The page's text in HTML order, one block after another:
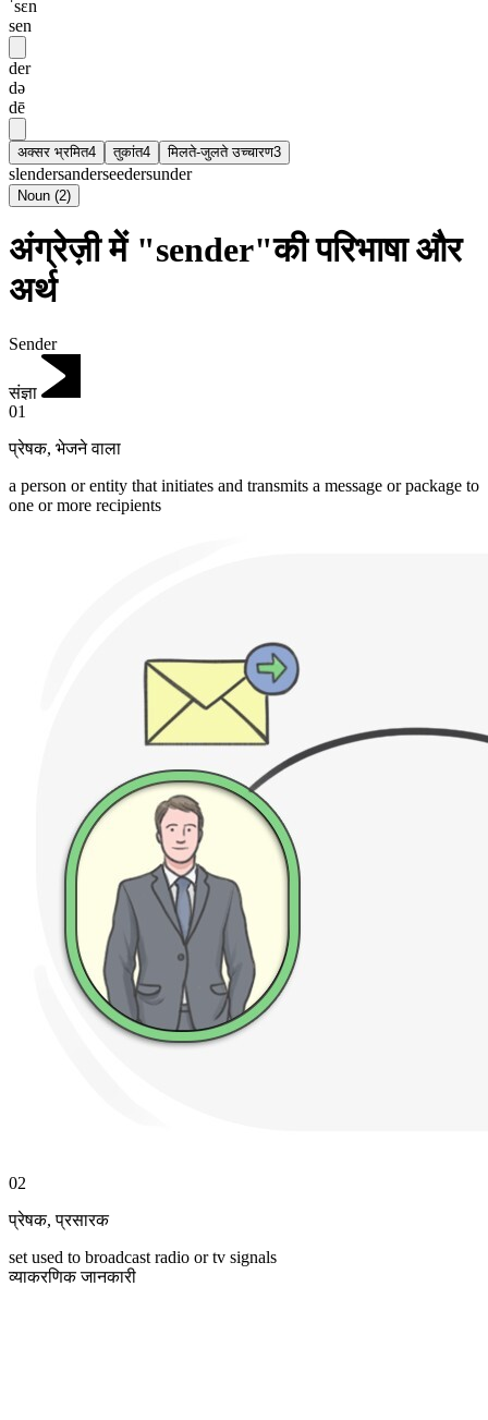
ˈsɛn
sen
der
də
dē
अक्सर भ्रमित4 तुकांत4 मिलते-जुलते उच्चारण3
slendersanderseedersunder
Noun (2)
अंग्रेज़ी में "sender"की परिभाषा और
अर्थ
Sender
संज्ञा
01
प्रेषक, भेजने वाला
a person or entity that initiates and transmits a message or package to
one or more recipients
02
प्रेषक,प्रसारक
set used to broadcast radio or tv signals
व्याकरणिक जानकारी